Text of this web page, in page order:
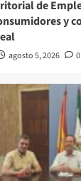
de
y
agosto 5, 2026 0